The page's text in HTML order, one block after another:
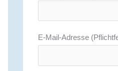
E-Mail-Adresse